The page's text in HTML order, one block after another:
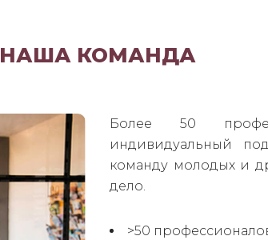
НАША КОМАНДА
Более 50
индивидуальный
команду молодых и
дело.
>50